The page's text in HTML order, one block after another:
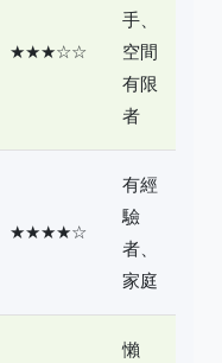
★★★☆☆
手、
空間
有限
者
★★★★☆
有經
驗
者、
家庭
懶